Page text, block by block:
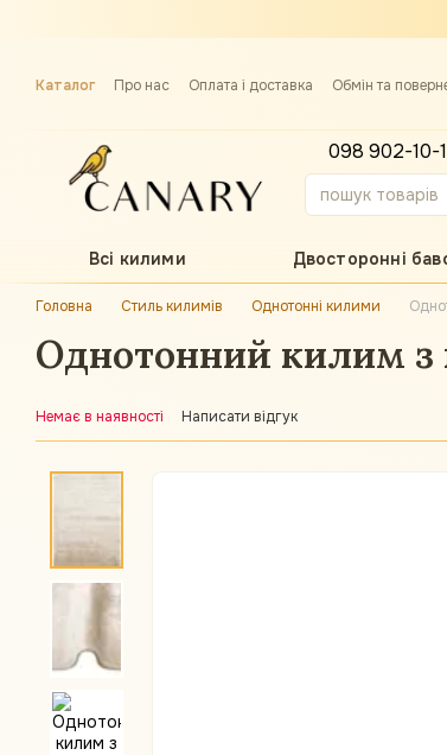
Каталог Про нас Оплата і доставка Обмін та
098 902-10-
Всі килими Двосторонні
Головна Стиль килимів Однотонні килими
Однотонний килим з
Немає в наявності Написати відгук